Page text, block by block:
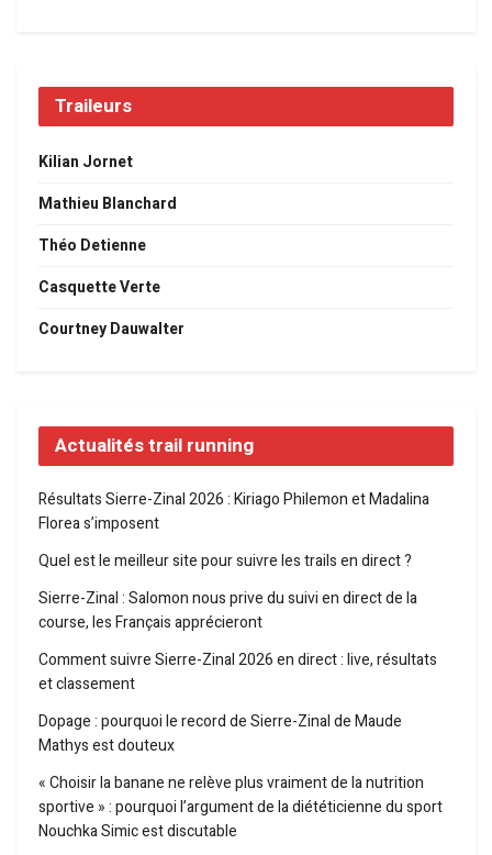
Traileurs
Kilian Jornet
Mathieu Blanchard
Théo Detienne
Casquette Verte
Courtney Dauwalter
Actualités trail running
Résultats Sierre-Zinal 2026 : Kiriago Philemon et Madalina
Florea s’imposent
Quel est le meilleur site pour suivre les trails en direct ?
Sierre-Zinal : Salomon nous prive du suivi en direct de la
course, les Français apprécieront
Comment suivre Sierre-Zinal 2026 en direct : live, résultats
et classement
Dopage : pourquoi le record de Sierre-Zinal de Maude
Mathys est douteux
« Choisir la banane ne relève plus vraiment de la nutrition
sportive » : pourquoi l’argument de la diététicienne du sport
Nouchka Simic est discutable